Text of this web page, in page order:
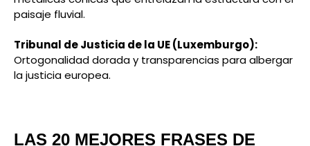
paisaje fluvial.
Tribunal de Justicia de la UE (Luxemburgo):
Ortogonalidad dorada y transparencias para albergar
la justicia europea.
LAS 20 MEJORES FRASES DE